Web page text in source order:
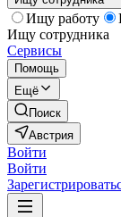
Ищу работу
Ищу сотрудника
Сервисы
Помощь
Ещё
Поиск
Австрия
Войти
Войти